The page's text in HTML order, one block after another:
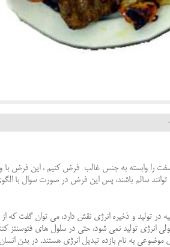
سالم باشند، پس اين فرض در صورت سوال با
الف كه عنبيه در توليد و ذخيره انرژي نقش دارد، مي توان
انرژي توليد نمي شود، حتي در سلول هاي فتوسنتز
موضوعي به نام بازده تبديل انرژي هستند. در بدن